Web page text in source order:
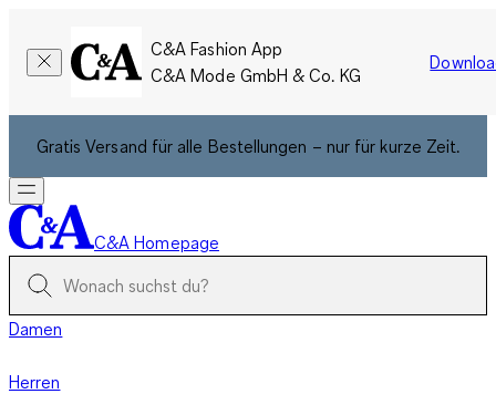
C&A Fashion App
C&A Mode GmbH & Co. KG
Gratis Versand für alle Bestellungen – nur für kurze Zeit.
C&A Homepage
Damen
Herren